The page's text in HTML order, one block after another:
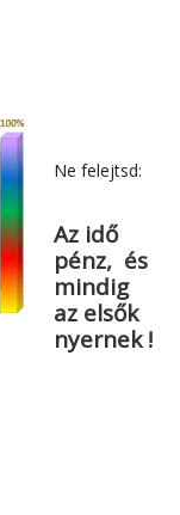
Ne felejtsd:
Az idő
pénz, és
mindig
az elsők
nyernek !